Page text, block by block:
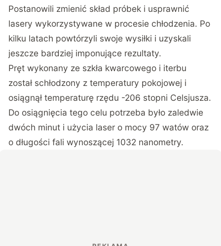
Postanowili zmienić skład próbek i usprawnić
lasery wykorzystywane w procesie chłodzenia. Po
kilku latach powtórzyli swoje wysiłki i uzyskali
jeszcze bardziej imponujące rezultaty.
Pręt wykonany ze szkła kwarcowego i iterbu
został schłodzony z temperatury pokojowej i
osiągnął temperaturę rzędu -206 stopni Celsjusza.
Do osiągnięcia tego celu potrzeba było zaledwie
dwóch minut i użycia laser o mocy 97 watów oraz
o długości fali wynoszącej 1032 nanometry.